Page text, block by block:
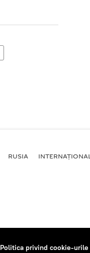
RUSIA INTERNAȚIONAL
Politica privind cookie-urile